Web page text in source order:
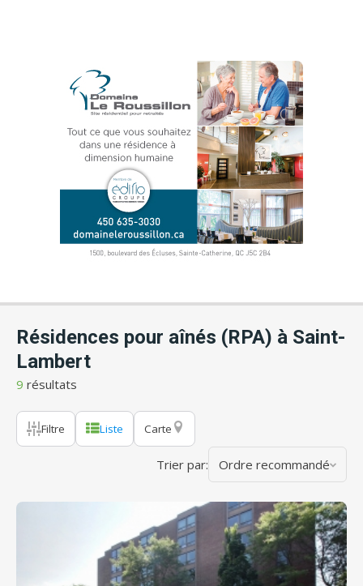
Résidences pour aînés (RPA) à Saint-
Lambert
9 résultats
Filtre Liste Carte
Trier par: Ordre recommandé